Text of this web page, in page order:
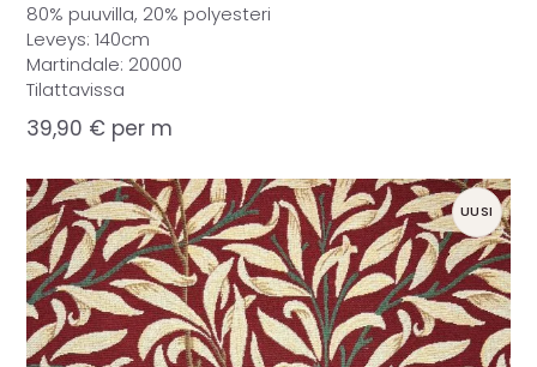
80% puuvilla, 20% polyesteri
Leveys: 140cm
Martindale: 20000
Tilattavissa
39,90 € per m
UUSI